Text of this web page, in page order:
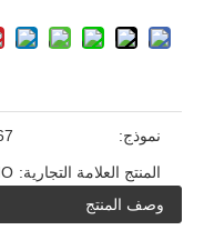
نموذج:
المنتج العلامة التجارية:
وصف المنتج